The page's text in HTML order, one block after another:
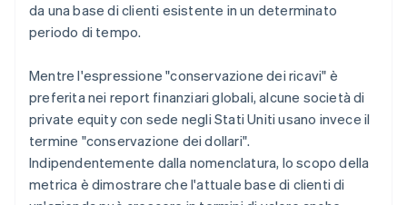
da una base di clienti esistente in un determinato
periodo di tempo.
Mentre l'espressione "conservazione dei ricavi" è
preferita nei report finanziari globali, alcune società di
private equity con sede negli Stati Uniti usano invece il
termine "conservazione dei dollari".
Indipendentemente dalla nomenclatura, lo scopo della
metrica è dimostrare che l'attuale base di clienti di